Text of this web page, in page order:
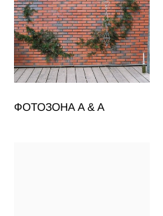
ФОТОЗОНА А & А